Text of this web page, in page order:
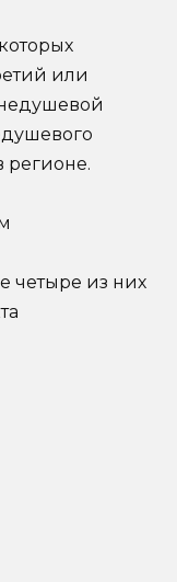
или
регионе.
четыре из них